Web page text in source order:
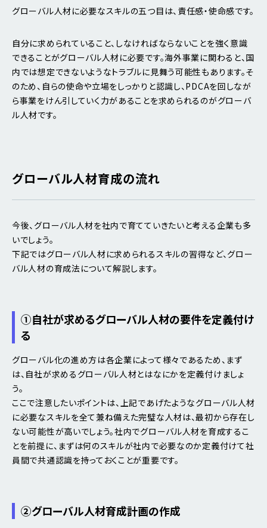
グローバル人材に必要なスキルの五つ目は、責任感・使命感です。
自分に求められていること、しなければならないことを強く意識
できることがグローバル人材に必要です。海外事業に関わると、国
内では想定できないようなトラブルに見舞う可能性もあります。そ
のため、自らの使命や立場をしっかりと認識し、PDCAを回しなが
ら事業をけん引していく力があることを求められるのがグローバ
ル人材です。
グローバル人材育成の流れ
今後、グローバル人材を社内で育てていきたいと考える企業も多
いでしょう。
下記ではグローバル人材に求められるスキルの習得など、グロー
バル人材の育成法について解説します。
①自社が求めるグローバル人材の要件を定義付け
る
グローバル化の進め方は各企業によって様々であるため、まず
は、自社が求めるグローバル人材とはなにかを定義付けましょ
う。
ここで注意したいポイントは、上記であげたようなグローバル人材
に必要なスキルを全て兼ね備えた完璧な人材は、最初から存在し
ない可能性が高いでしょう。社内でグローバル人材を育成するこ
とを前提に、まずは何のスキルが社内で必要なのか定義付けて社
員間で共通認識を持っておくことが重要です。
②グローバル人材育成計画の作成